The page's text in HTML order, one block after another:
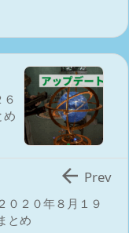
め
０２０年８月１９
とめ
 Prev